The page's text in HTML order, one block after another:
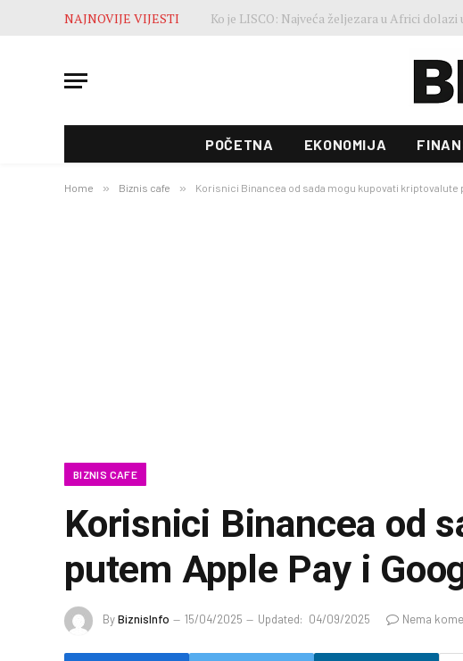
NAJNOVIJE VIJESTI
POČETNA EKONOMIJA
Home » Biznis cafe » Korisnici Binancea od sada mogu kupovati kriptovalute
BIZNIS CAFE
Korisnici Binancea od
putem Apple Pay i
ByBiznisInfo 15/04/2025 Updated: 04/09/2025 Nema